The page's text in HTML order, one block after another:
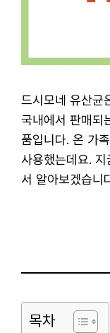
드시모네 유산균
국내에서 판매되
품입니다. 온 가
사용했는데요.
서 알아보겠습니
목차